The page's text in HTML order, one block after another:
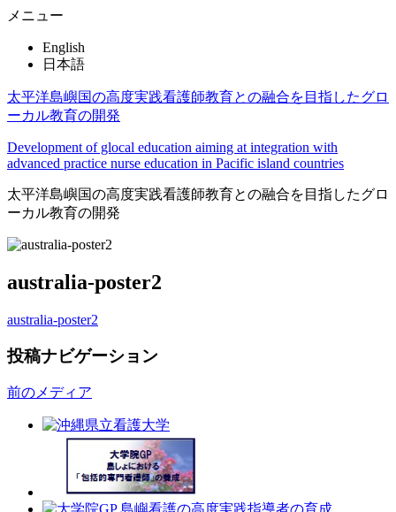
メニュー
English
日本語
太平洋島嶼国の高度実践看護師教育との融合を目指したグロ
ーカル教育の開発
Development of glocal education aiming at integration with
advanced practice nurse education in Pacific island countries
太平洋島嶼国の高度実践看護師教育との融合を目指したグロ
ーカル教育の開発
australia-poster2
australia-poster2
投稿ナビゲーション
前のメディア